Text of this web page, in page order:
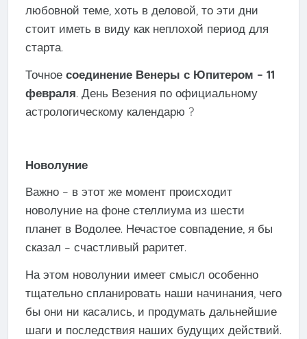
любовной теме, хоть в деловой, то эти дни
стоит иметь в виду как неплохой период для
старта.
Точное соединение Венеры с Юпитером – 11
февраля. День Везения по официальному
астрологическому календарю ?
Новолуние
Важно – в этот же момент происходит
новолуние на фоне стеллиума из шести
планет в Водолее. Нечастое совпадение, я бы
сказал – счастливый раритет.
На этом новолунии имеет смысл особенно
тщательно спланировать наши начинания, чего
бы они ни касались, и продумать дальнейшие
шаги и последствия наших будущих действий.